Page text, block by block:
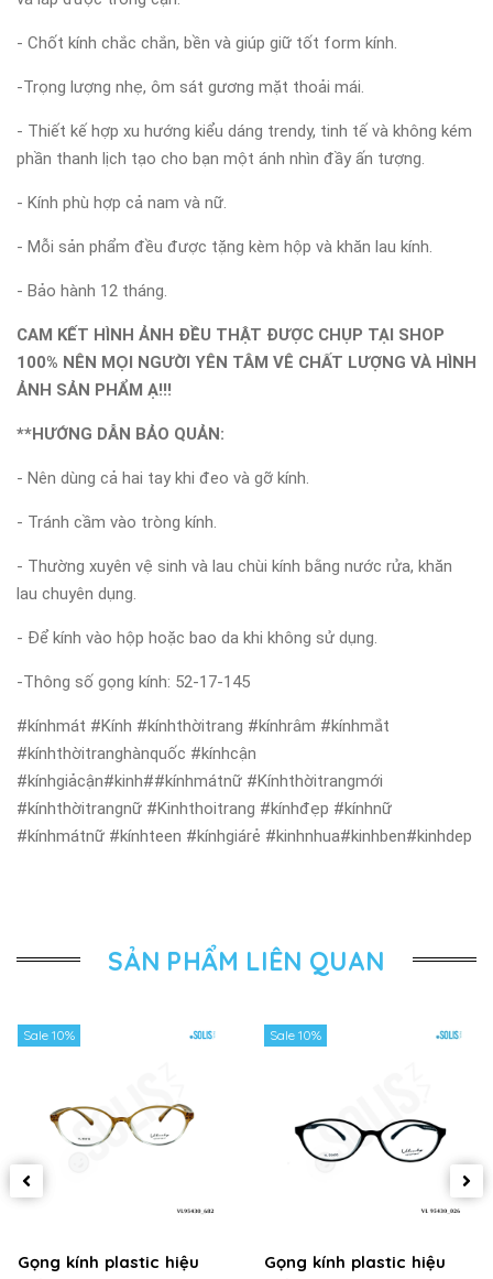
- Chốt kính chắc chắn, bền và giúp giữ tốt form kính.
-Trọng lượng nhẹ, ôm sát gương mặt thoải mái.
- Thiết kế hợp xu hướng kiểu dáng trendy, tinh tế và không kém
phần thanh lịch tạo cho bạn một ánh nhìn đầy ấn tượng.
- Kính phù hợp cả nam và nữ.
- Mỗi sản phẩm đều được tặng kèm hộp và khăn lau kính.
- Bảo hành 12 tháng.
CAM KẾT HÌNH ẢNH ĐỀU THẬT ĐƯỢC CHỤP TẠI SHOP
100% NÊN MỌI NGƯỜI YÊN TÂM VÊ CHẤT LƯỢNG VÀ HÌNH
ẢNH SẢN PHẨM Ạ!!!
**HƯỚNG DẪN BẢO QUẢN:
- Nên dùng cả hai tay khi đeo và gỡ kính.
- Tránh cầm vào tròng kính.
- Thường xuyên vệ sinh và lau chùi kính bằng nước rửa, khăn
lau chuyên dụng.
- Để kính vào hộp hoặc bao da khi không sử dụng.
-Thông số gọng kính: 52-17-145
#kínhmát #Kính #kínhthờitrang #kínhrâm #kínhmắt
#kínhthờitranghànquốc #kínhcận
#kínhgiảcận#kinh##kínhmátnữ #Kínhthờitrangmới
#kínhthờitrangnữ #Kinhthoitrang #kínhđẹp #kínhnữ
#kínhmátnữ #kínhteen #kínhgiárẻ #kinhnhua#kinhben#kinhdep
SẢN PHẨM LIÊN QUAN
Sale 10%
Gọng kính plastic hiệu
Sale 10%
Gọng kính plastic hiệu